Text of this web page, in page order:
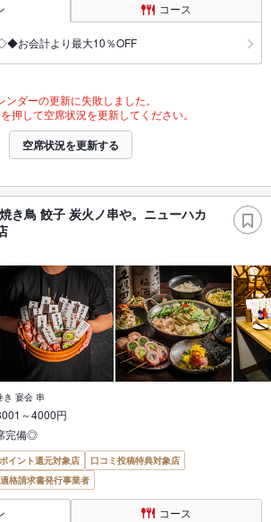
コース
会計より最大10％OFF
ンダーの更新に失敗しました。
押して空席状況を更新してください。
空席状況を更新する
き鳥 餃子 炭火ノ串や。ニューハカ
き 宴会 串
～4000円
完備◎
イント還元対象店
口コミ投稿特典対象店
適格請求書発行事業者
コース